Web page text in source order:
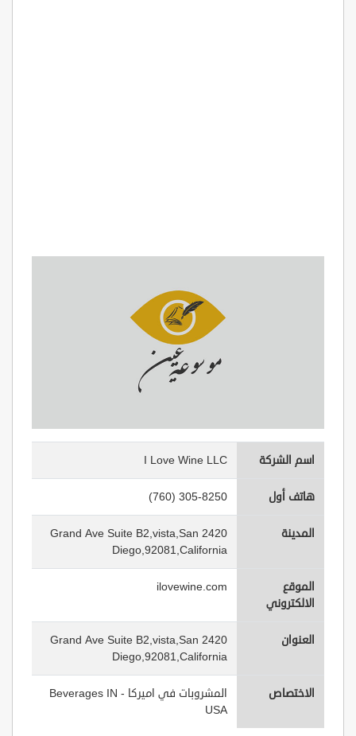
اسم الشركة I Love Wine LLC
هاتف أول (760) 305-8250
المدينة
2420 Grand Ave Suite B2,vista,San
Diego,92081,California
الموقع
الالكتروني
ilovewine.com
العنوان
2420 Grand Ave Suite B2,vista,San
Diego,92081,California
الاختصاص
المشروبات في اميركا - Beverages IN
USA